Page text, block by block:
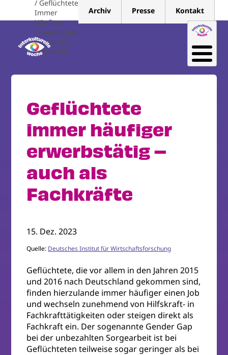
Geflüchtete
Immer
Häufiger
Erwerbstätig
– Auch Als
Fachkräfte
Archiv Presse Kontakt
Geflüchtete
immer häufiger
erwerbstätig –
auch als
Fachkräfte
15. Dez. 2023
Quelle: Deutsches Institut für Wirtschaftsforschung
Geflüchtete, die vor allem in den Jahren 2015
und 2016 nach Deutschland gekommen sind,
finden hierzulande immer häufiger einen Job
und wechseln zunehmend von Hilfskraft- in
Fachkrafttätigkeiten oder steigen direkt als
Fachkraft ein. Der sogenannte Gender Gap
bei der unbezahlten Sorgearbeit ist bei
Geflüchteten teilweise sogar geringer als bei